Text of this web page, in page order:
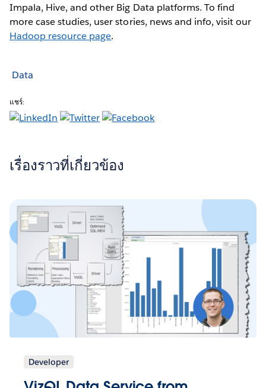
Impala, Hive, and other Big Data platforms. To find
more case studies, user stories, news and info, visit our
Hadoop resource page.
Data
แชร์:
เรื่องราวที่เกี่ยวข้อง
Developer